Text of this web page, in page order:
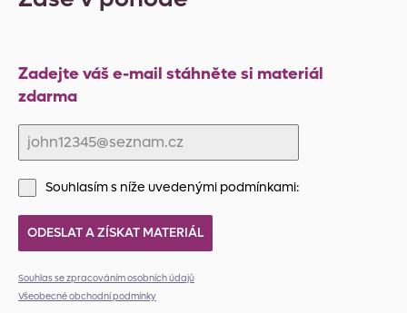
Zadejte váš e-mail stáhněte si materiál
zdarma
Souhlasím s níže uvedenými podmínkami:
ODESLAT A ZÍSKAT MATERIÁL
↓ stáhnout materiál
Souhlas se zpracováním osobních údajů
Všeobecné obchodní podmínky